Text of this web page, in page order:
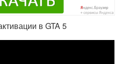
в GTA 5